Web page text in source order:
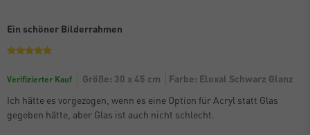
Ein schöner Bilderrahmen
Verifizierter Kauf Größe: 30 x 45 cm
Farbe: Eloxal Schwarz Glanz
Ich hätte es vorgezogen, wenn es eine Option für Acryl statt Glas
gegeben hätte, aber Glas ist auch nicht schlecht.